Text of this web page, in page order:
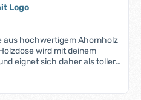
Logo
aus hochwertigem Ahornholz
wird mit deinem
eignet sich daher als toller
AhornholzIndividuelles
präzise auf die Oberfläche